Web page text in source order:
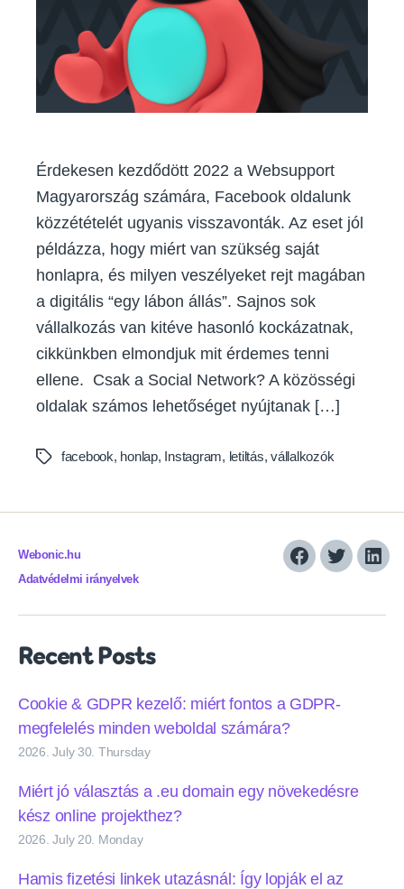
–
saját
Érdekesen kezdődött 2022 a Websupport
Magyarország számára, Facebook oldalunk
közzétételét ugyanis visszavonták. Az eset jól
példázza, hogy miért van szükség saját
honlapra, és milyen veszélyeket rejt magában
a digitális “egy lábon állás”. Sajnos sok
vállalkozás van kitéve hasonló kockázatnak,
cikkünkben elmondjuk mit érdemes tenni
ellene. Csak a Social Network? A közösségi
oldalak számos lehetőséget nyújtanak […]
Tagsfacebook, honlap, Instagram, letiltás,vállalkozók
Webonic.hu
Adatvédelmi irányelvek
Facebook
Twitter
Recent Posts
Cookie & GDPR kezelő: miért fontos a GDPR-
megfelelés minden weboldal számára?
2026. July 30. Thursday
Miért jó választás a .eu domain egy növekedésre
kész online projekthez?
2026. July 20. Monday
Hamis fizetési linkek utazásnál: Így lopják el az